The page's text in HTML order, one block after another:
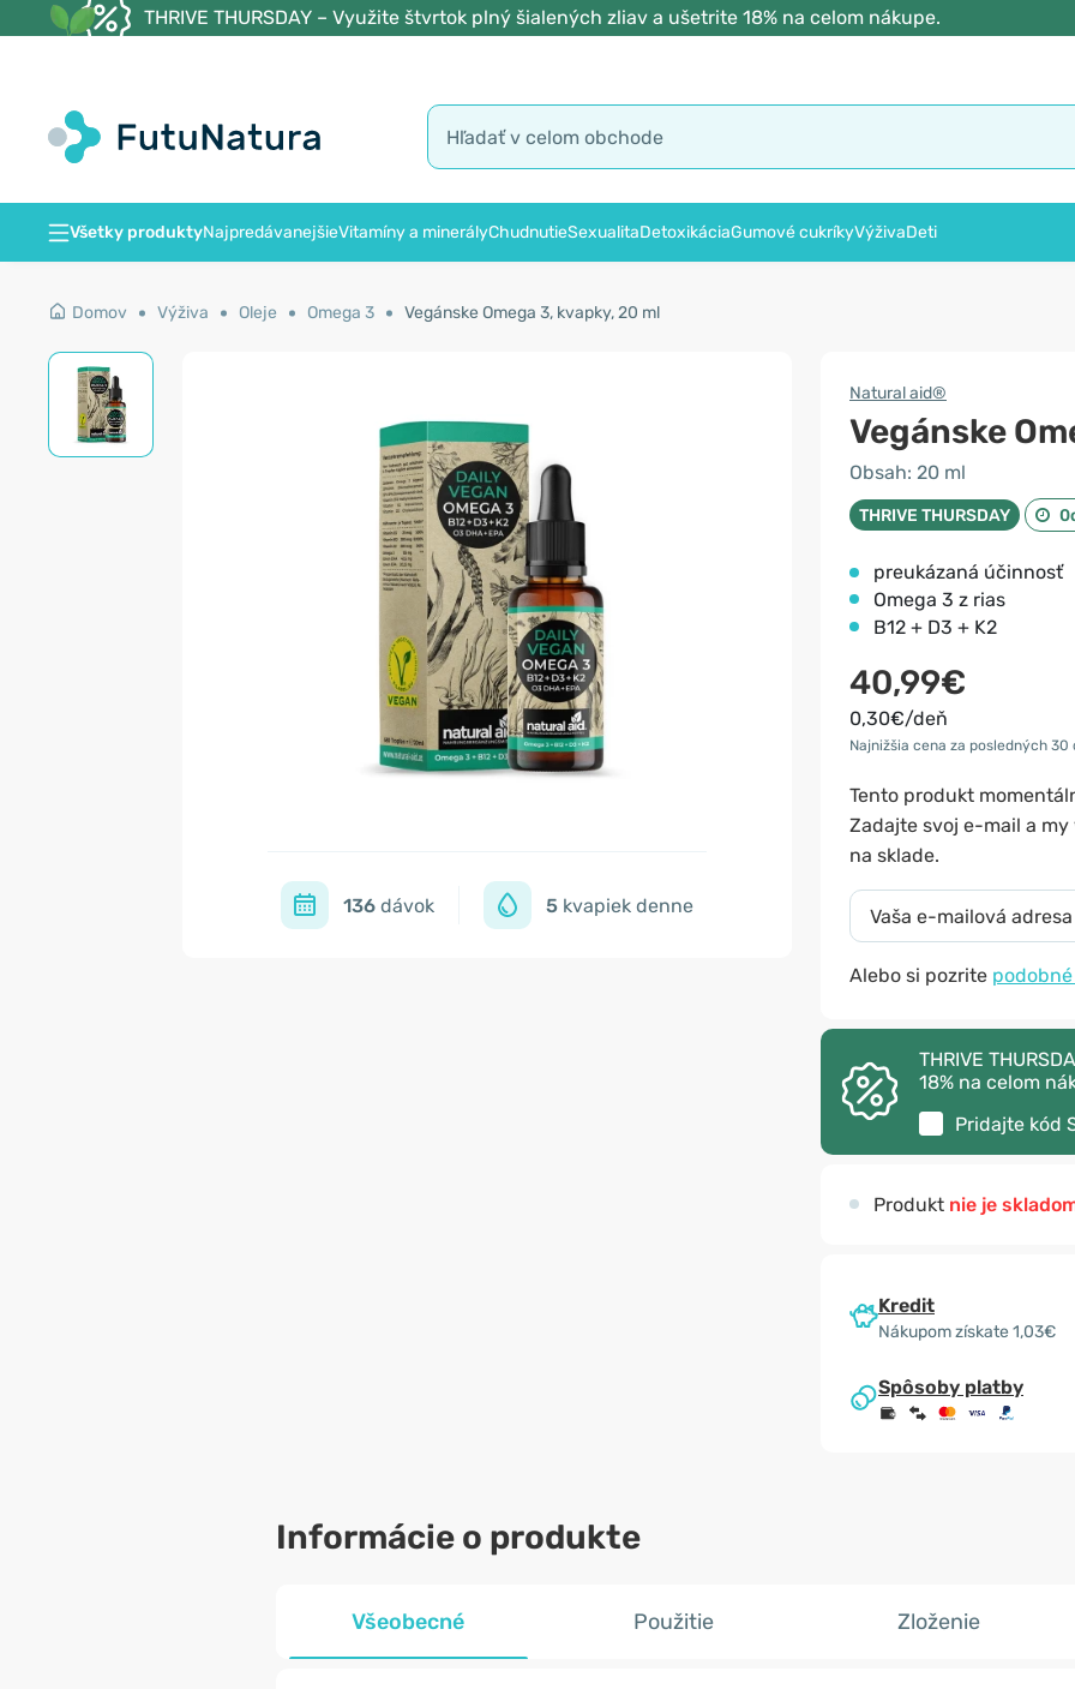
THRIVE THURSDAY – Využite štvrtok plný šialených zliav a ušetrite 18% na celom nákupe.
Všetky produktyNajpredávanejšieVitamíny a minerályChudnutieSexualitaDetoxikáciaGumové cukríkyVýživaDeti
Domov Výživa Oleje Omega 3 Vegánske Omega 3, kvapky, 20 ml
136 dávok 5 kvapiek denne
Natural aid®
Vegánske
Obsah: 20 ml
THRIVE THURSDAY
preukázaná účinnosť
Omega 3 z rias
B12 + D3 + K2
40,99€
0,30€/deň
Najnižšia cena za posledných 30
Tento produkt
Zadajte svoj e-mail a
na sklade.
Alebo si pozrite
THRIVE
18% na celom
Pridajte kód
Produkt nie je
Kredit
Nákupom získate 1,03€
Spôsoby platby
Informácie o produkte
Všeobecné Použitie Zloženie